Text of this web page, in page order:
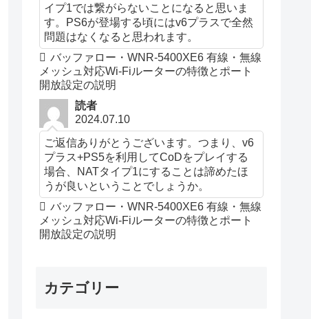
イプ1では繋がらないことになると思いま
す。PS6が登場する頃にはv6プラスで全然
問題はなくなると思われます。
バッファロー・WNR-5400XE6 有線・無線
メッシュ対応Wi-Fiルーターの特徴とポート
開放設定の説明
読者
2024.07.10
ご返信ありがとうございます。つまり、v6
プラス+PS5を利用してCoDをプレイする
場合、NATタイプ1にすることは諦めたほ
うが良いということでしょうか。
バッファロー・WNR-5400XE6 有線・無線
メッシュ対応Wi-Fiルーターの特徴とポート
開放設定の説明
カテゴリー